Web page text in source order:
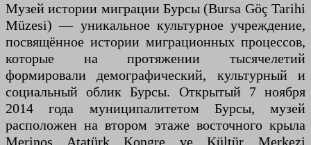
Музей истории миграции Бурсы (Bursa Göç Tarihi
Müzesi) — уникальное культурное учреждение,
посвящённое истории миграционных процессов,
которые на протяжении тысячелетий
формировали демографический, культурный и
социальный облик Бурсы. Открытый 7 ноября
2014 года муниципалитетом Бурсы, музей
расположен на втором этаже восточного крыла
Merinos Atatürk Kongre ve Kültür Merkezi